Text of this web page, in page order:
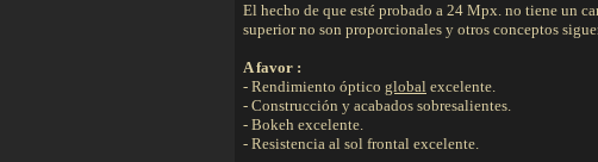
El hecho de que esté probado a 24 Mpx. no tiene un
superior no son proporcionales y otros conceptos
A favor :
- Rendimiento óptico global excelente.
- Construcción y acabados sobresalientes.
- Bokeh excelente.
- Resistencia al sol frontal excelente.